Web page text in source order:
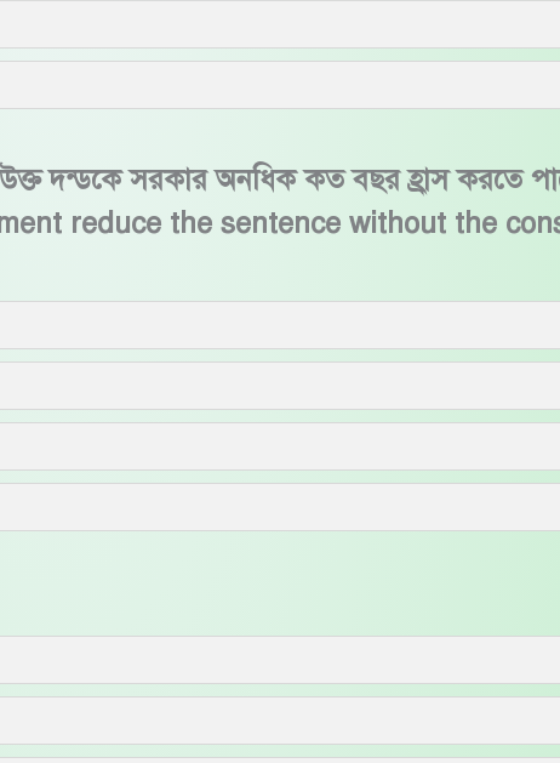
উক্ত দন্ডকে সরকার অনধিক কত বছর হ্রাস করতে
reduce the sentence without the